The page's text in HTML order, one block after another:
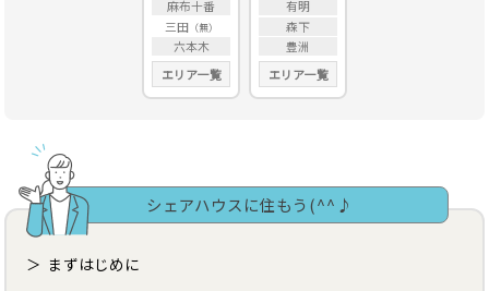
麻布十番
三田
六本木
エリア一覧
有明
森下
豊洲
エリア一覧
シェアハウスに住もう(^^♪
まずはじめに